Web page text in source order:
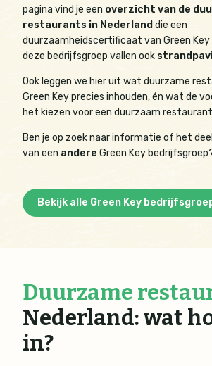
pagina vind je een overzicht van de
restaurants in Nederland die een
duurzaamheidscertificaat van Green Key
deze bedrijfsgroep vallen ook
Ook leggen we hier uit wat duurzame
Green Key precies inhouden, én wat de
het kiezen voor een duurzaam
Ben je op zoek naar informatie of het
van een andere Green Key
Bekijk alle Green Key
Duurzame
Nederland: wat
in?